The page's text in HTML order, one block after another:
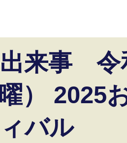
来事 令
） 2025
バル